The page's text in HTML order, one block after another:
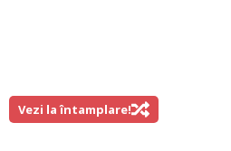
Vezi la întamplare!